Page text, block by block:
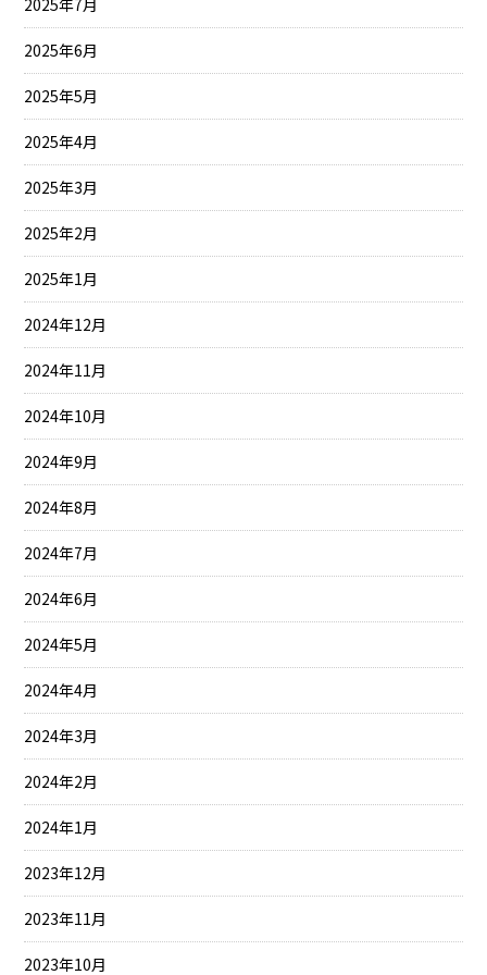
2025年7月
2025年6月
2025年5月
2025年4月
2025年3月
2025年2月
2025年1月
2024年12月
2024年11月
2024年10月
2024年9月
2024年8月
2024年7月
2024年6月
2024年5月
2024年4月
2024年3月
2024年2月
2024年1月
2023年12月
2023年11月
2023年10月